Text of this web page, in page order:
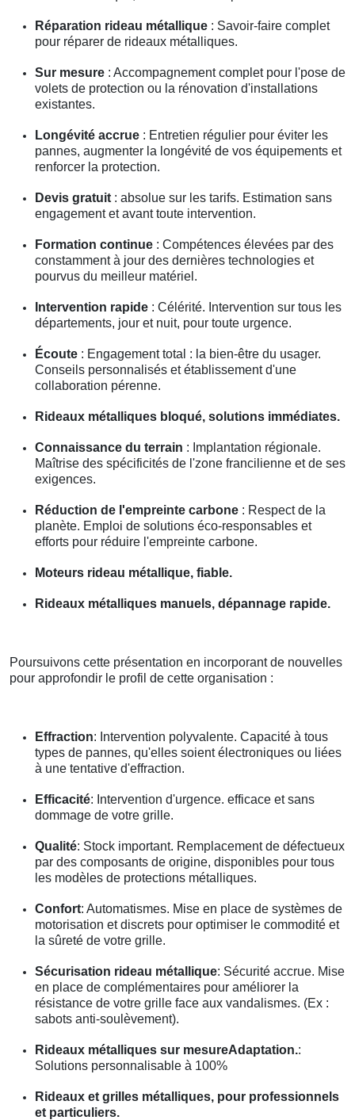
Réparation rideau métallique : Savoir-faire complet
pour réparer de rideaux métalliques.
Sur mesure : Accompagnement complet pour l'pose de
volets de protection ou la rénovation d'installations
existantes.
Longévité accrue : Entretien régulier pour éviter les
pannes, augmenter la longévité de vos équipements et
renforcer la protection.
Devis gratuit : absolue sur les tarifs. Estimation sans
engagement et avant toute intervention.
Formation continue : Compétences élevées par des
constamment à jour des dernières technologies et
pourvus du meilleur matériel.
Intervention rapide : Célérité. Intervention sur tous les
départements, jour et nuit, pour toute urgence.
Écoute : Engagement total : la bien-être du usager.
Conseils personnalisés et établissement d'une
collaboration pérenne.
Rideaux métalliques bloqué, solutions immédiates.
Connaissance du terrain : Implantation régionale.
Maîtrise des spécificités de l'zone francilienne et de ses
exigences.
Réduction de l'empreinte carbone : Respect de la
planète. Emploi de solutions éco-responsables et
efforts pour réduire l'empreinte carbone.
Moteurs rideau métallique, fiable.
Rideaux métalliques manuels, dépannage rapide.
Poursuivons cette présentation en incorporant de nouvelles
pour approfondir le profil de cette organisation :
Effraction: Intervention polyvalente. Capacité à tous
types de pannes, qu'elles soient électroniques ou liées
à une tentative d'effraction.
Efficacité: Intervention d'urgence. efficace et sans
dommage de votre grille.
Qualité: Stock important. Remplacement de défectueux
par des composants de origine, disponibles pour tous
les modèles de protections métalliques.
Confort: Automatismes. Mise en place de systèmes de
motorisation et discrets pour optimiser le commodité et
la sûreté de votre grille.
Sécurisation rideau métallique: Sécurité accrue. Mise
en place de complémentaires pour améliorer la
résistance de votre grille face aux vandalismes. (Ex :
sabots anti-soulèvement).
Rideaux métalliques sur mesureAdaptation.:
Solutions personnalisable à 100%
Rideaux et grilles métalliques, pour professionnels
et particuliers.